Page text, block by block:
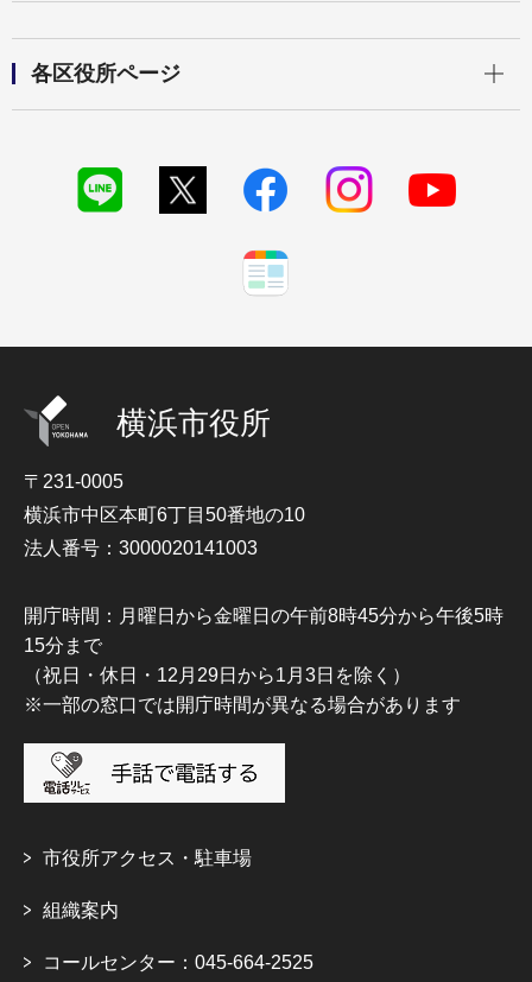
各区役所ページ
横浜市役所
〒231-0005
横浜市中区本町6丁目50番地の10
法人番号：3000020141003
開庁時間：月曜日から金曜日の午前8時45分から午後5時
15分まで
（祝日・休日・12月29日から1月3日を除く）
※一部の窓口では開庁時間が異なる場合があります
市役所アクセス・駐車場
組織案内
コールセンター：045-664-2525